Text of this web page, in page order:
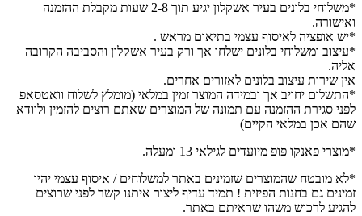
*משלוחי בלונים בעיר אשקלון יגיע תוך 2-8 שעות מקבלת ההזמנה
ואישורה.
*יש אופציה לאיסוף עצמי בתיאום מראש .
*עיצוב ומשלוחי בלונים ישלחו אך ורק בעיר אשקלון והסביבה הקרובה
אליה.
אין שירות עיצוב בלונים לאזורים אחרים.
*התשלום יחויב אך ובמידה המוצר זמין במלאי (מומלץ לשלוח וואטסאפ
לפני סגירת ההזמנה עם תמונה של המוצרים שאתם רוצים להזמין ולוודא
שהם אכן במלאי הקיים)
*מוצרי פאנקו פופ מיועדים לגילאי 13 ומעלה.
*לא מובטח שהמוצרים שזמינים באתר למשלוחים / איסוף עצמי יהיו
זמינים גם בחנות הפיזית ! תמיד עדיף ליצור איתנו קשר לפני שרוצים
להגיע לרכוש משהו שראיתם באתר.